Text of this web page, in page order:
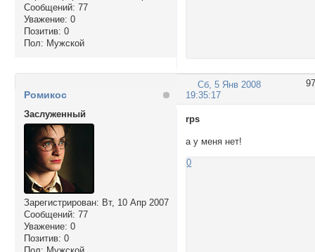
Сообщений: 77
Уважение: 0
Позитив: 0
Пол: Мужской
97
Сб, 5 Янв 2008
19:35:17
Ромикос
Заслуженный
Зарегистрирован: Вт, 10 Апр 2007
Сообщений: 77
Уважение: 0
Позитив: 0
rps
а у меня нет!
0